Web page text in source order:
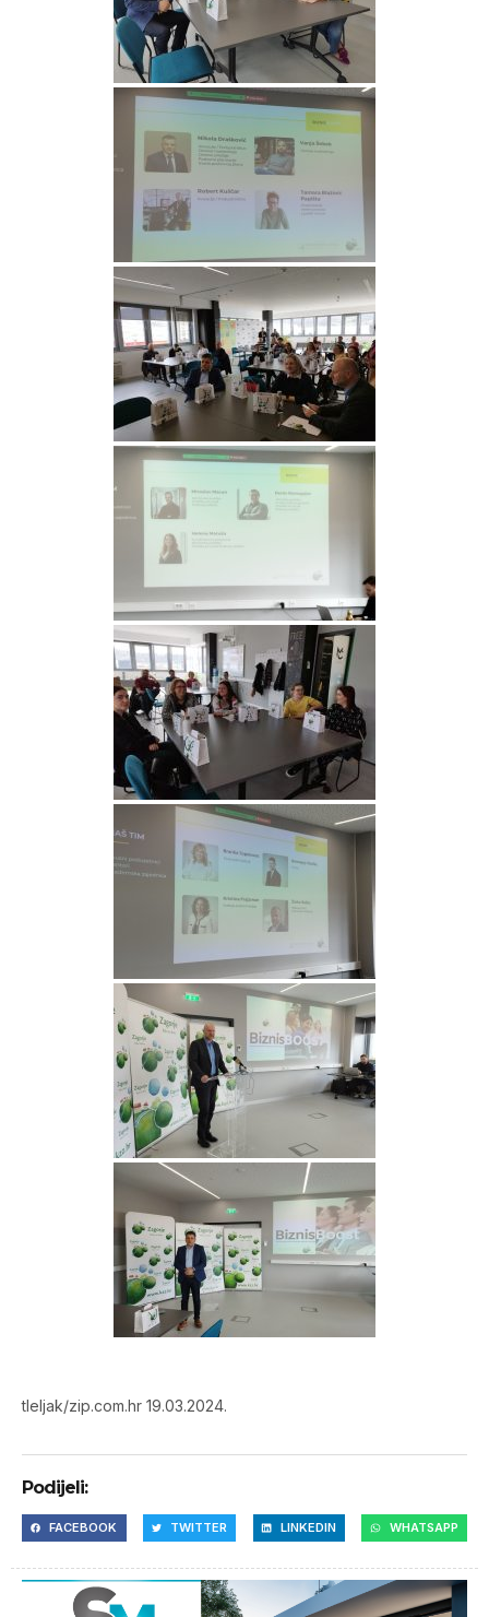
tleljak/zip.com.hr 19.03.2024.
Podijeli:
FACEBOOK TWITTER LINKEDIN WHATSAPP